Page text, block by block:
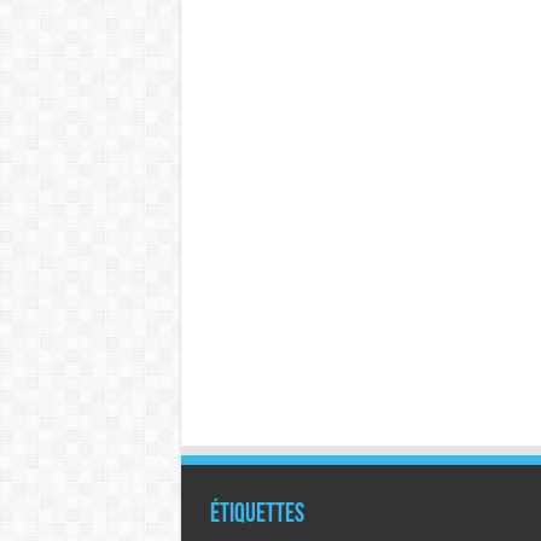
Étiquettes